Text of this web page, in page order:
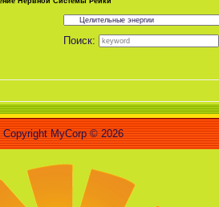
Поиск:
Copyright MyCorp © 2026